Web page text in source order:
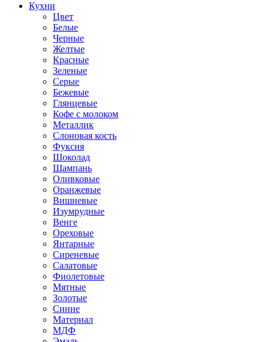
Кухни
Цвет
Белые
Черные
Желтые
Красные
Зеленые
Серые
Бежевые
Глянцевые
Кофе с молоком
Металлик
Слоновая кость
Фуксия
Шоколад
Шампань
Оливковые
Оранжевые
Вишневые
Изумрудные
Венге
Ореховые
Янтарные
Сиреневые
Салатовые
Фиолетовые
Мятные
Золотые
Синие
Материал
МДФ